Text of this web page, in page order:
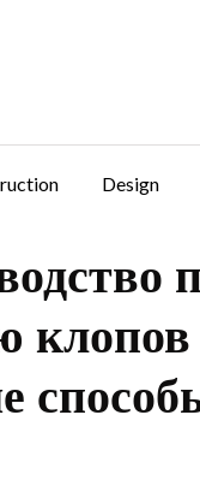
Design
клопов